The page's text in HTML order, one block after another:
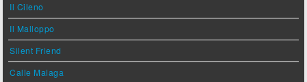
Il Cileno
Il Malloppo
Silent Friend
Calle Malaga